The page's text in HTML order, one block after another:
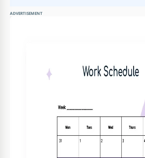
ADVERTISEMENT